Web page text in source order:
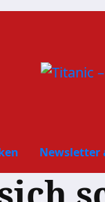
Newsletter